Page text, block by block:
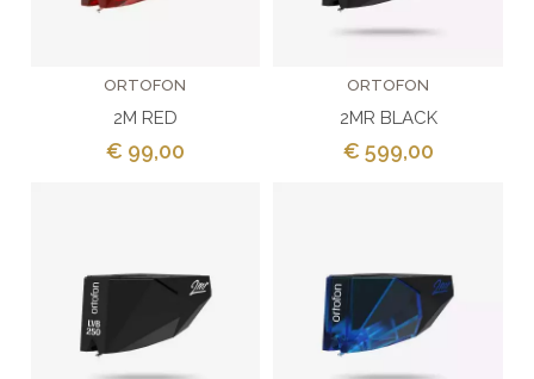
ORTOFON
2M RED
€ 99,00
ORTOFON
2MR BLACK
€ 599,00